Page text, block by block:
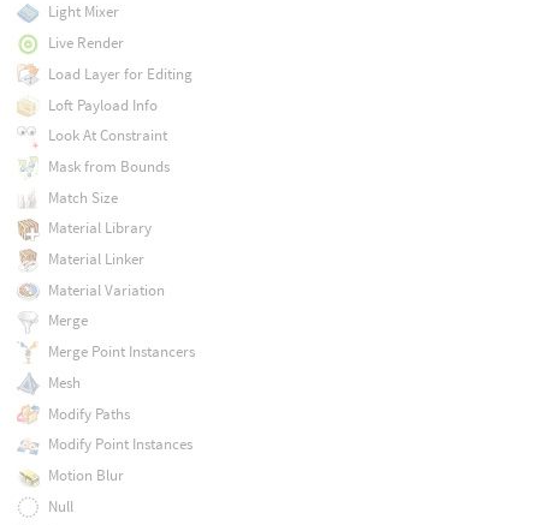
Light Mixer
Live Render
Load Layer for Editing
Loft Payload Info
Look At Constraint
Mask from Bounds
Match Size
Material Library
Material Linker
Material Variation
Merge
Merge Point Instancers
Mesh
Modify Paths
Modify Point Instances
Motion Blur
Null